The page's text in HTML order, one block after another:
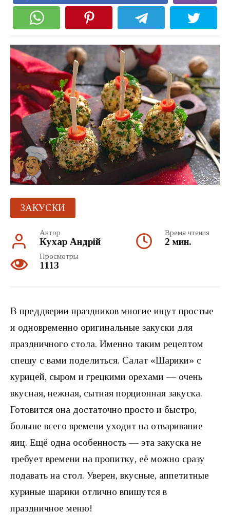
ЗАКУСКИ
Автор
Кухар Андрій
Время чтения
2 мин.
Просмотры
1113
В преддверии праздников многие ищут простые
и одновременно оригинальные закуски для
праздничного стола. Именно таким рецептом
спешу с вами поделиться. Салат «Шарики» с
курицей, сыром и грецкими орехами — очень
вкусная, нежная, сытная порционная закуска.
Готовится она достаточно просто и быстро,
больше всего времени уходит на отваривание
яиц. Ещё одна особенность — эта закуска не
требует времени на пропитку, её можно сразу
подавать на стол. Уверен, вкусные, аппетитные
куриные шарики отлично впишутся в
праздничное меню!